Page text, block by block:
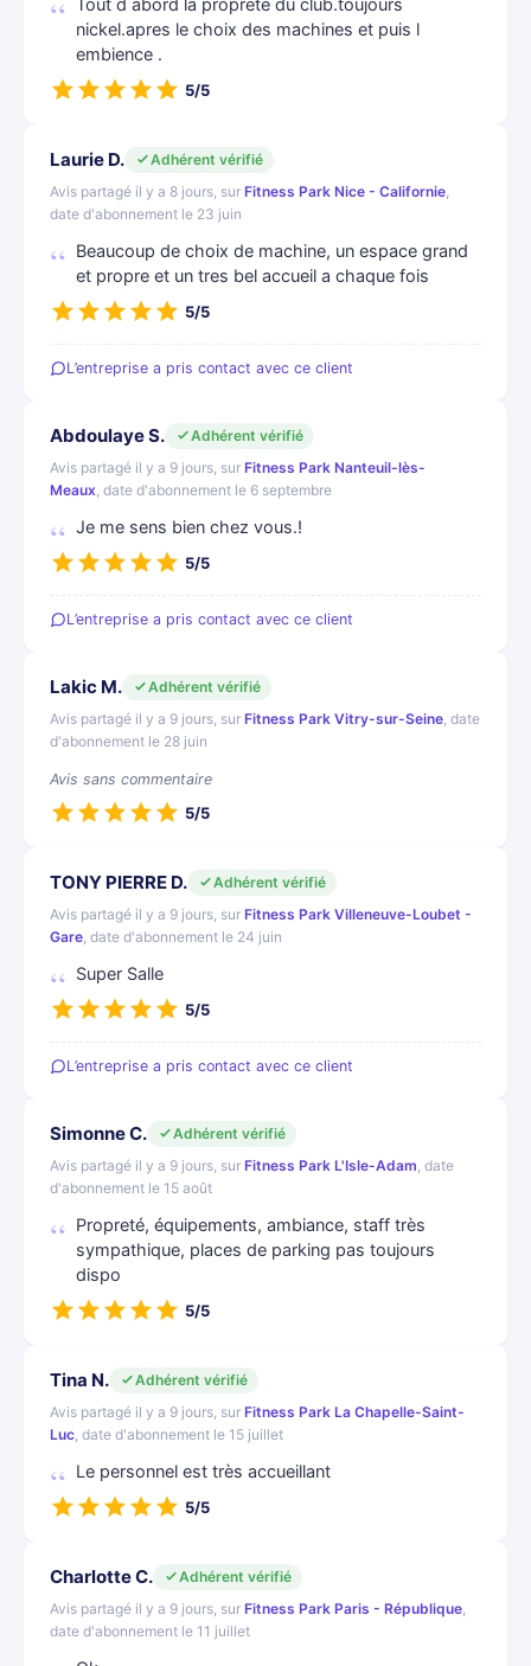
Tout d abord la propreté du club.toujours
nickel.apres le choix des machines et puis l
embience .
5/5
Laurie D.
Adhérent vérifié
Avis partagé il y a 8 jours, sur Fitness Park Nice - Californie,
date d'abonnement le 23 juin
Beaucoup de choix de machine, un espace grand
et propre et un tres bel accueil a chaque fois
5/5
L’entreprise a pris contact avec ce client
Abdoulaye S.
Adhérent vérifié
Avis partagé il y a 9 jours, sur Fitness Park Nanteuil-lès-
Meaux, date d'abonnement le 6 septembre
Je me sens bien chez vous.!
5/5
L’entreprise a pris contact avec ce client
Lakic M.
Adhérent vérifié
Avis partagé il y a 9 jours, sur Fitness Park Vitry-sur-Seine, date
d'abonnement le 28 juin
Avis sans commentaire
5/5
TONY PIERRE D.
Adhérent vérifié
Avis partagé il y a 9 jours, sur Fitness Park Villeneuve-Loubet -
Gare, date d'abonnement le 24 juin
Super Salle
5/5
L’entreprise a pris contact avec ce client
Simonne C.
Adhérent vérifié
Avis partagé il y a 9 jours, sur Fitness Park L'Isle-Adam, date
d'abonnement le 15 août
Propreté, équipements, ambiance, staff très
sympathique, places de parking pas toujours
dispo
5/5
Tina N.
Adhérent vérifié
Avis partagé il y a 9 jours, sur Fitness Park La Chapelle-Saint-
Luc, date d'abonnement le 15 juillet
Le personnel est très accueillant
5/5
Charlotte C.
Adhérent vérifié
Avis partagé il y a 9 jours, sur Fitness Park Paris - République,
date d'abonnement le 11 juillet